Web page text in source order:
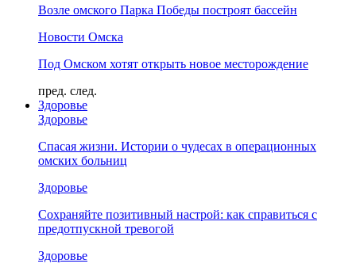
Возле омского Парка Победы построят бассейн
Новости Омска
Под Омском хотят открыть новое месторождение
пред. след.
Здоровье
Здоровье
Спасая жизни. Истории о чудесах в операционных
омских больниц
Здоровье
Сохраняйте позитивный настрой: как справиться с
предотпускной тревогой
Здоровье